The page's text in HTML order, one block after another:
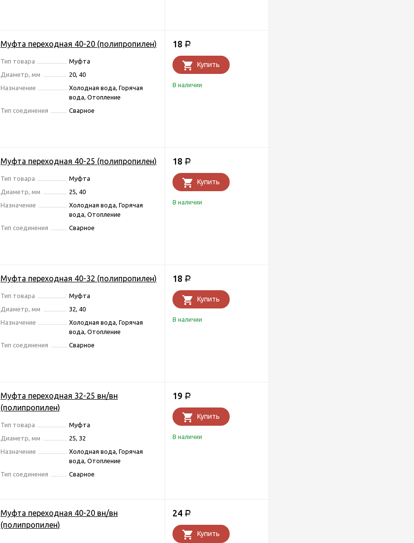
Муфта переходная 40-20 (полипропилен)
Тип товара
Муфта
Диаметр, мм
20, 40
Назначение
Холодная вода, Горячая
вода, Отопление
Тип соединения
Сварное
18 Р
Купить
В наличии
Муфта переходная 40-25 (полипропилен)
Тип товара
Муфта
Диаметр, мм
25, 40
Назначение
Холодная вода, Горячая
вода, Отопление
Тип соединения
Сварное
18 Р
Купить
В наличии
Муфта переходная 40-32 (полипропилен)
Тип товара
Муфта
Диаметр, мм
32, 40
Назначение
Холодная вода, Горячая
вода, Отопление
Тип соединения
Сварное
18 Р
Купить
В наличии
Муфта переходная 32-25 вн/вн
(полипропилен)
Тип товара
Муфта
Диаметр, мм
25, 32
Назначение
Холодная вода, Горячая
вода, Отопление
Тип соединения
Сварное
19 Р
Купить
В наличии
Муфта переходная 40-20 вн/вн
(полипропилен)
24 Р
Купить